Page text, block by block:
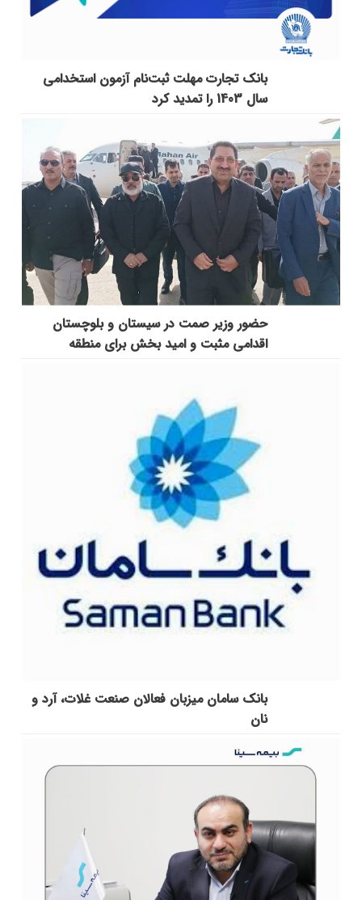
بانک تجارت مهلت ثبت‌نام آزمون استخدامی
سال 1403 را تمدید کرد
حضور وزیر صمت در سیستان و بلوچستان
اقدامی مثبت و امید بخش برای منطقه
بانک سامان میزبان فعالان صنعت غلات، آرد و
نان